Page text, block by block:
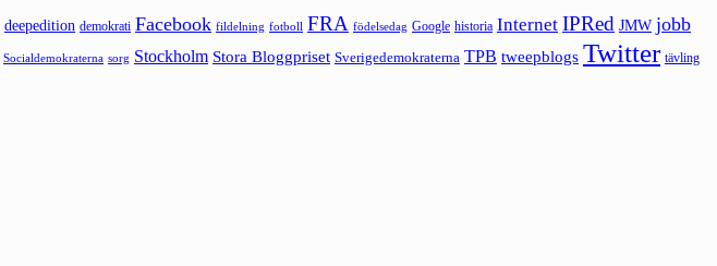
deepedition demokrati Facebook fildelning fotboll FRA födelsedag Google historia Internet IPRed JMW jobb
Socialdemokraterna sorg Stockholm Stora Bloggpriset Sverigedemokraterna TPB tweepblogs Twitter tävling